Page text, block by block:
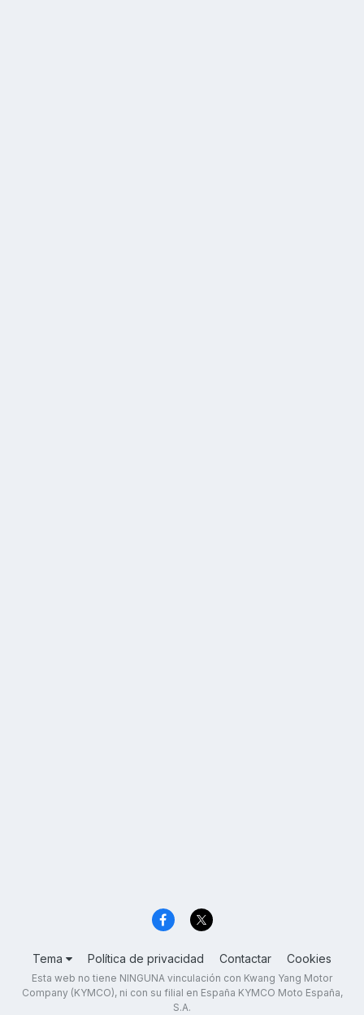
Tema Política de privacidad Contactar Cookies
Esta web no tiene NINGUNA vinculación con Kwang Yang Motor
Company (KYMCO), ni con su filial en España KYMCO Moto España,
S.A.